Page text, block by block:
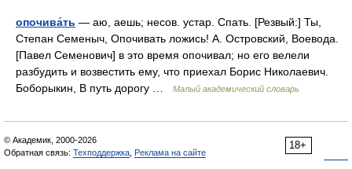
опочива́ть — аю, аешь; несов. устар. Спать. [Резвый:] Ты,
Степан Семеныч, Опочивать ложись! А. Островский, Воевода.
[Павел Семенович] в это время опочивал; но его велели
разбудить и возвестить ему, что приехал Борис Николаевич.
Боборыкин, В путь дорогу …
Малый академический словарь
18+
© Академик, 2000-2026
Обратная связь: Техподдержка Реклама на сайте